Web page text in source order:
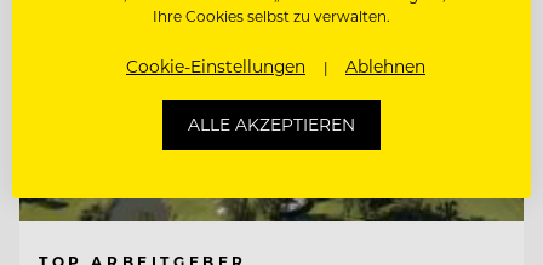
TOP ARBEITGEBER
Ihre Cookies selbst zu verwalten.
Cookie-Einstellungen Ablehnen
ALLE AKZEPTIEREN